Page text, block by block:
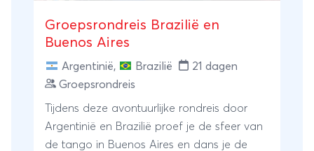
Groepsrondreis Brazilië en
Buenos Aires
Argentinië, Brazilië
21 dagen
Groepsrondreis
Tijdens deze avontuurlijke rondreis door
Argentinië en Brazilië proef je de sfeer van
de tango in Buenos Aires en dans je de